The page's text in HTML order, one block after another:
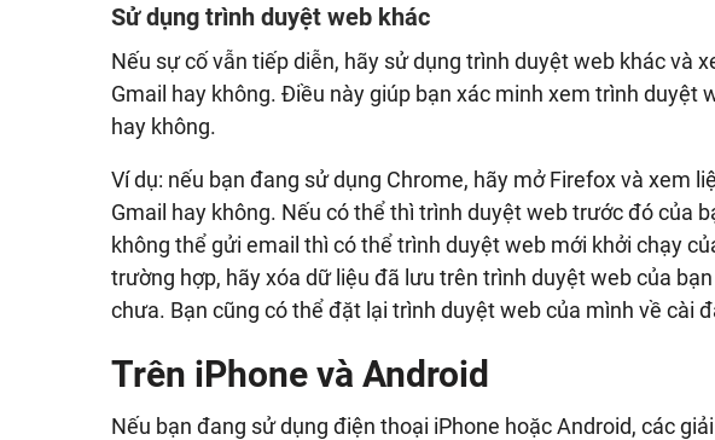
Sử dụng trình duyệt web khác
Nếu sự cố vẫn tiếp diễn, hãy sử dụng trình duyệt web khác và
Gmail hay không. Điều này giúp bạn xác minh xem trình duyệt
hay không.
Ví dụ: nếu bạn đang sử dụng Chrome, hãy mở Firefox và xem
Gmail hay không. Nếu có thể thì trình duyệt web trước đó của
không thể gửi email thì có thể trình duyệt web mới khởi chạy
trường hợp, hãy xóa dữ liệu đã lưu trên trình duyệt web của
chưa. Bạn cũng có thể đặt lại trình duyệt web của mình về cài
Trên iPhone và Android
Nếu bạn đang sử dụng điện thoại iPhone hoặc Android, các